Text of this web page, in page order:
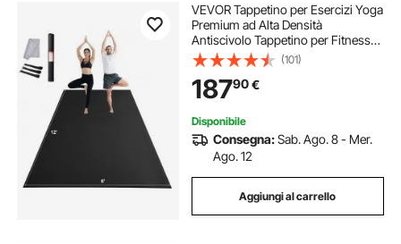
VEVOR Tappetino per Esercizi Yoga
Premium ad Alta Densità
Antiscivolo Tappetino per Fitness
Esercizi con Borsa e Tracolla, per
Tutti i Tipi di Yoga a Casa, Pilato e
Allenamento a Terra 3660x1830
mm
(101)
18790€
Disponibile
Consegna:Sab. Ago. 8 - Mer.
Ago. 12
Aggiungi al carrello